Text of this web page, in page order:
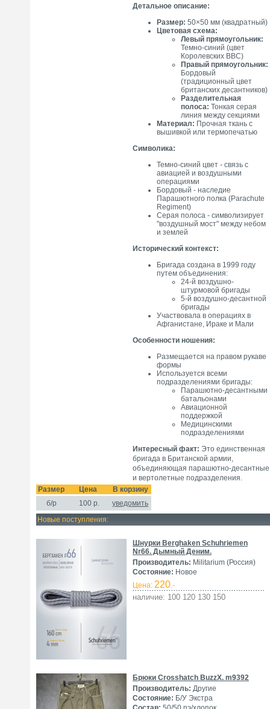
Детальное описание:
Размер: 50×50 мм (квадратный)
Цветовая схема:
Левый прямоугольник:
Темно-синий (цвет
Королевских ВВС)
Правый прямоугольник:
Бордовый
(традиционный цвет
британских десантников)
Разделительная
полоса: Тонкая серая
линия между секциями
Материал: Прочная ткань с
вышивкой или термопечатью
Символика:
Темно-синий цвет - связь с
авиацией и воздушными
операциями
Бордовый - наследие
Парашютного полка (Parachute
Regiment)
Серая полоса - символизирует
"воздушный мост" между небом
и землей
Исторический контекст:
Бригада создана в 1999 году
путем объединения:
24-й воздушно-
штурмовой бригады
5-й воздушно-десантной
бригады
Участвовала в операциях в
Афганистане, Ираке и Мали
Особенности ношения:
Размещается на правом рукаве
формы
Используется всеми
подразделениями бригады:
Парашютно-десантными
батальонами
Авиационной
поддержкой
Медицинскими
подразделениями
Интересный факт: Это единственная
бригада в Британской армии,
объединяющая парашютно-десантные
и вертолетные подразделения.
Размер
Цена
В корзину
б/р
100 р.
уведомить
Новые поступления:
Шнурки Berghaken Schuhriemen
Nr66. Дымный Деним.
Производитель: Militarium (Россия)
Состояние: Новое
Цена: 220.-
наличие: 100 120 130 150
Брюки Crosshatch BuzzX. m9392
Производитель: Другие
Состояние: Б/У Экстра